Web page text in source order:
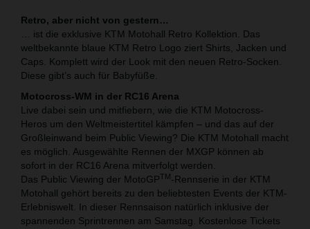
Retro, aber nicht von gestern…
… ist die exklusive KTM Motohall Retro Kollektion. Das
weltbekannte blaue KTM Retro Logo ziert Shirts, Jacken und
Caps. Komplett wird der Look mit den neuen Retro-Socken.
Diese gibt’s auch für Babyfüße.
Motocross-WM in der RC16 Arena
Live dabei sein und mitfiebern, wie die KTM Motocross-
Heros um den Weltmeistertitel kämpfen – und das auf der
Großleinwand beim Public Viewing? Die KTM Motohall macht
es möglich. Ausgewählte Rennen der MXGP können ab
sofort in der RC16 Arena mitverfolgt werden.
Das Public Viewing der MotoGPTM -Rennserie in der KTM
Motohall gehört bereits zu den beliebtesten Events der KTM-
Erlebniswelt. In dieser Rennsaison natürlich inklusive der
spannenden Sprintrennen am Samstag. Kostenlose Tickets